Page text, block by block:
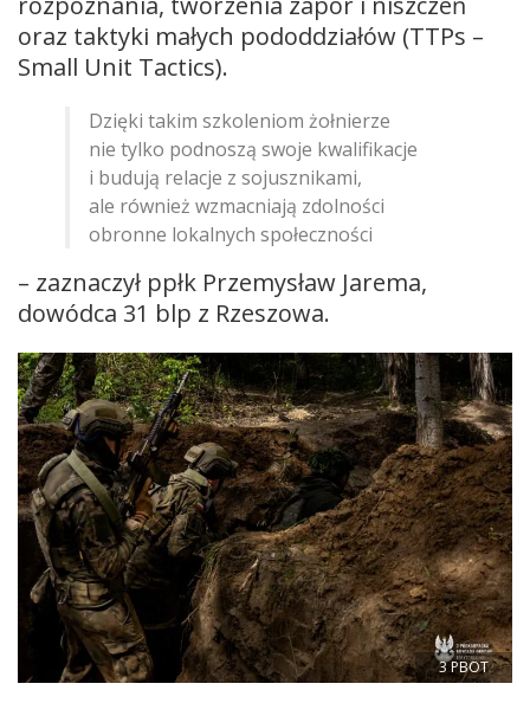
oraz taktyki małych pododdziałów (TTPs –
Small Unit Tactics).
Dzięki takim szkoleniom żołnierze
nie tylko podnoszą swoje kwalifikacje
i budują relacje z sojusznikami,
ale również wzmacniają zdolności
obronne lokalnych społeczności
– zaznaczył ppłk Przemysław Jarema,
dowódca 31 blp z Rzeszowa.
3 PBOT